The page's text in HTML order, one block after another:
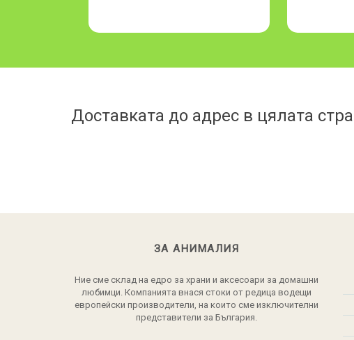
Доставката до адрес в цялата
ЗА АНИМАЛИЯ
Ние сме склад на едро за храни и аксесоари за домашни
любимци. Компанията внася стоки от редица водещи
европейски производители, на които сме изключителни
представители за България.